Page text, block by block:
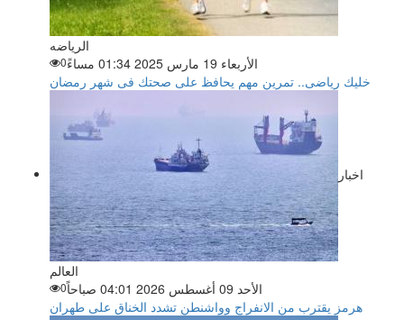
الرياضه
الأربعاء 19 مارس 2025 01:34 مساءً
0
خليك رياضى.. تمرين مهم يحافظ على صحتك فى شهر رمضان
اخبار
العالم
الأحد 09 أغسطس 2026 04:01 صباحاً
0
هرمز يقترب من الانفراج وواشنطن تشدد الخناق على طهران